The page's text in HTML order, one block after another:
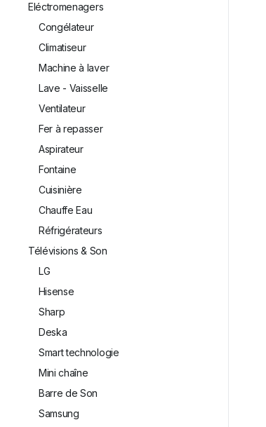
Eléctromenagers
Congélateur
Climatiseur
Machine à laver
Lave - Vaisselle
Ventilateur
Fer à repasser
Aspirateur
Fontaine
Cuisinière
Chauffe Eau
Réfrigérateurs
Télévisions & Son
LG
⁠Hisense
Sharp
Deska
Smart technologie
Mini chaîne
Barre de Son
Samsung